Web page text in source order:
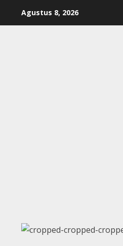
Agustus 8, 2026